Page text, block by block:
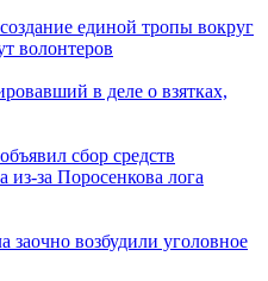
единой тропы вокруг
волонтеров
в деле о взятках,
сбор средств
из-за Поросенкова лога
возбудили уголовное